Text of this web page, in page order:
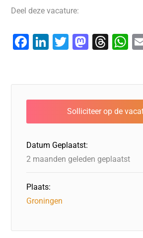
Deel deze vacature:
F
e
b
o
o
k
Li
e
dI
n
T
er
M
o
d
o
T
a
d
s
W
s
A
p
Datum Geplaatst:
2 maanden geleden geplaatst
Plaats:
Groningen